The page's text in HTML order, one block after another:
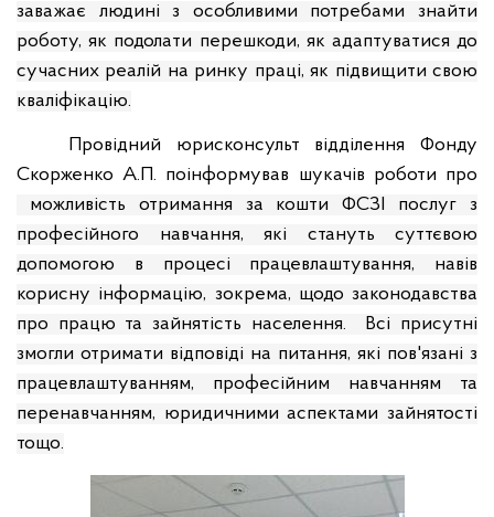
заважає людині з особливими потребами знайти
роботу, як подолати перешкоди, як адаптуватися до
сучасних реалій на ринку праці, як підвищити свою
кваліфікацію.
Провідний юрисконсульт відділення Фонду
Скорженко А.П. поінформував шукачів роботи про
можливість отримання за кошти ФСЗІ послуг з
професійного навчання, які стануть суттєвою
допомогою в процесі працевлаштування, навів
корисну інформацію, зокрема, щодо законодавства
про працю та зайнятість населення.
Всі присутні
змогли отримати відповіді на питання, які пов'язані з
працевлаштуванням, професійним навчанням та
перенавчанням, юридичними аспектами зайнятості
тощо.